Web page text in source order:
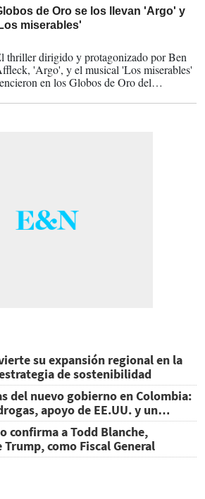
de Oro se los llevan 'Argo' y
miserables'
thriller dirigido y protagonizado por Ben
'Argo', y el musical 'Los miserables'
en los Globos de Oro del
y su director Steven Spielberg
su expansión regional en la
de sostenibilidad
del nuevo gobierno en Colombia:
apoyo de EE.UU. y un
confirma a Todd Blanche,
como Fiscal General